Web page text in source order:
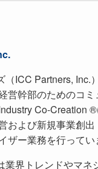
（ICC Partners, Inc.
営幹部のためのコミ
Co-Creation
および新規事業創
ザー業務を行ってい
業界トレンドやマネ